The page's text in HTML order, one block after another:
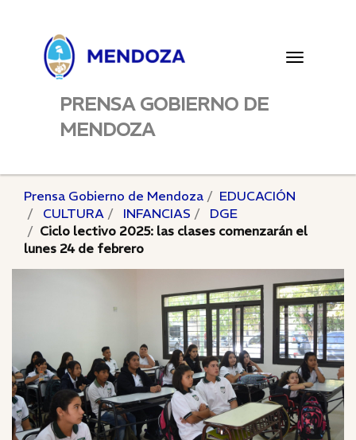
Toggle
PRENSA GOBIERNO DE
MENDOZA
Prensa Gobierno de Mendoza
EDUCACIÓN
CULTURA
INFANCIAS
DGE
Ciclo lectivo 2025: las clases comenzarán el
lunes 24 de febrero